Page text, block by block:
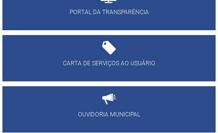
PORTAL DA TRANSPARÊNCIA
CARTA DE SERVIÇOS AO USUÁRIO
OUVIDORIA MUNICIPAL